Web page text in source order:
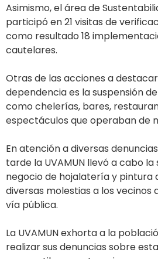
Asimismo, el área de
participó en 21 visitas de
como resultado 18
cautelares.
Otras de las acciones a
dependencia es la suspensión
como chelerías, bares,
espectáculos que operaban de
En atención a diversas
tarde la UVAMUN llevó a cabo la
negocio de hojalatería y pintura
diversas molestias a los vecinos
vía pública.
La UVAMUN exhorta a la
realizar sus denuncias sobre